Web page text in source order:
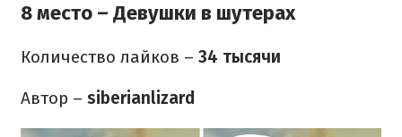
8 место – Девушки в шутерах
Количество лайков – 34 тысячи
Автор – siberianlizard